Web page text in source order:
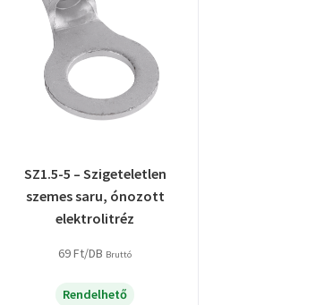
SZ1.5-5 – Szigeteletlen
szemes saru, ónozott
elektrolitréz
69Ft/DB Bruttó
Rendelhető